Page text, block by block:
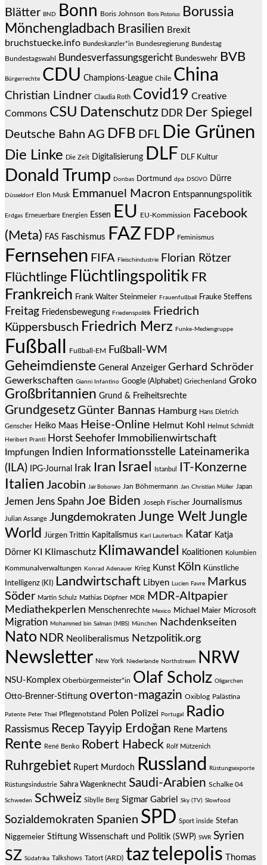
Blätter BND Bonn Boris Johnson Boris Pistorius
Borussia
Mönchengladbach Brasilien Brexit
bruchstuecke.info Bundeskanzler*in Bundesregierung Bundestag
Bundestagswahl Bundesverfassungsgericht Bundeswehr BVB
Bürgerrechte CDU Champions-League Chile China
Christian Lindner Claudia Roth Covid19 Creative
Commons CSU Datenschutz DDR Der Spiegel
Deutsche Bahn AG DFB DFL Die Grünen
Die Linke Die Zeit Digitalisierung DLF DLF Kultur
Donald Trump Donbas Dortmund dpa DSGVO Dürre
Düsseldorf Elon Musk Emmanuel Macron Entspannungspolitik
Erdgas Erneuerbare Energien Essen EU EU-Kommission
Facebook
(Meta) FAS Faschismus FAZ FDP Feminismus
Fernsehen FIFA Fleischindustrie Florian Rötzer
Flüchtlinge Flüchtlingspolitik FR
Frankreich Frank Walter Steinmeier Frauenfußball Frauke Steffens
Freitag Friedensbewegung Friedenspolitik
Friedrich
Küppersbusch Friedrich Merz Funke-Mediengruppe
Fußball Fußball-EM Fußball-WM
Geheimdienste General Anzeiger Gerhard Schröder
Gewerkschaften Gianni Infantino Google (Alphabet) Griechenland Groko
Großbritannien Grund & Freiheitsrechte
Grundgesetz Günter Bannas Hamburg Hans Dietrich
Genscher Heiko Maas Heise-Online Helmut Kohl Helmut Schmidt
Heribert Prantl Horst Seehofer Immobilienwirtschaft
Impfungen Indien Informationsstelle Lateinamerika
(ILA)
IPG-Journal Irak Iran Israel Istanbul IT-Konzerne
Italien Jacobin Jair Bolsonaro Jan Böhmermann Jan Christian Müller Japan
Jemen Jens Spahn Joe Biden Joseph Fischer Journalismus
Julian Assange Jungdemokraten Junge WeltJungle
World Jürgen Trittin Kapitalismus Karl Lauterbach Katar Katja
Dörner KI Klimaschutz Klimawandel Koalitionen Kolumbien
Kommunalverwaltungen Konrad Adenauer Krieg Kunst Köln Künstliche
Intelligenz (KI) Landwirtschaft Libyen Lucien Favre
Markus
Söder Martin Schulz Mathias Döpfner MDR MDR-Altpapier
Mediathekperlen Menschenrechte Mexico Michael Maier Microsoft
Migration Mohammed bin Salman (MBS) München Nachdenkseiten
Nato NDR Neoliberalismus Netzpolitik.org
Newsletter New York Niederlande Northstream NRW
NSU-Komplex Oberbürgermeister*in Olaf Scholz Oligarchen
Otto-Brenner-Stiftung overton-magazin Oxiblog Palästina
Patente Peter Thiel Pflegenotstand Polen Polizei Portugal Radio
Rassismus Recep Tayyip Erdoğan Rene Martens
Rente René Benko Robert Habeck Rolf Mützenich
Ruhrgebiet Rupert Murdoch Russland Rüstungsexporte
Rüstungsindustrie Sahra Wagenknecht Saudi-Arabien Schalke 04
Schweden Schweiz Sibylle Berg Sigmar Gabriel Sky (TV) Slowfood
Sozialdemokraten Spanien SPD Sport inside Stefan
Niggemeier Stiftung Wissenschaft und Politik (SWP) SWR Syrien
SZ Südafrika Talkshows Tatort (ARD) taztelepolis
Thomas